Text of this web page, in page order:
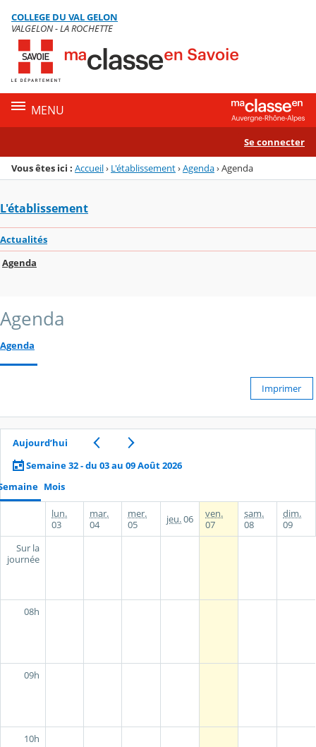
Menu de la rubrique
Contenu
COLLEGE DU VAL GELON
VALGELON - LA ROCHETTE
MENU
Se connecter
Vous êtes ici : Accueil› L'établissement›Agenda›Agenda
L'établissement
Actualités
Agenda
Agenda
Agenda
Imprimer
Aujourd’hui
Semaine 32 - du 03 au 09 Août 2026
Mois
lun.
03
mar.
04
mer.
05
jeu.06
ven.
07
sam.
08
dim.
09
Sur la
journée
08h
09h
10h